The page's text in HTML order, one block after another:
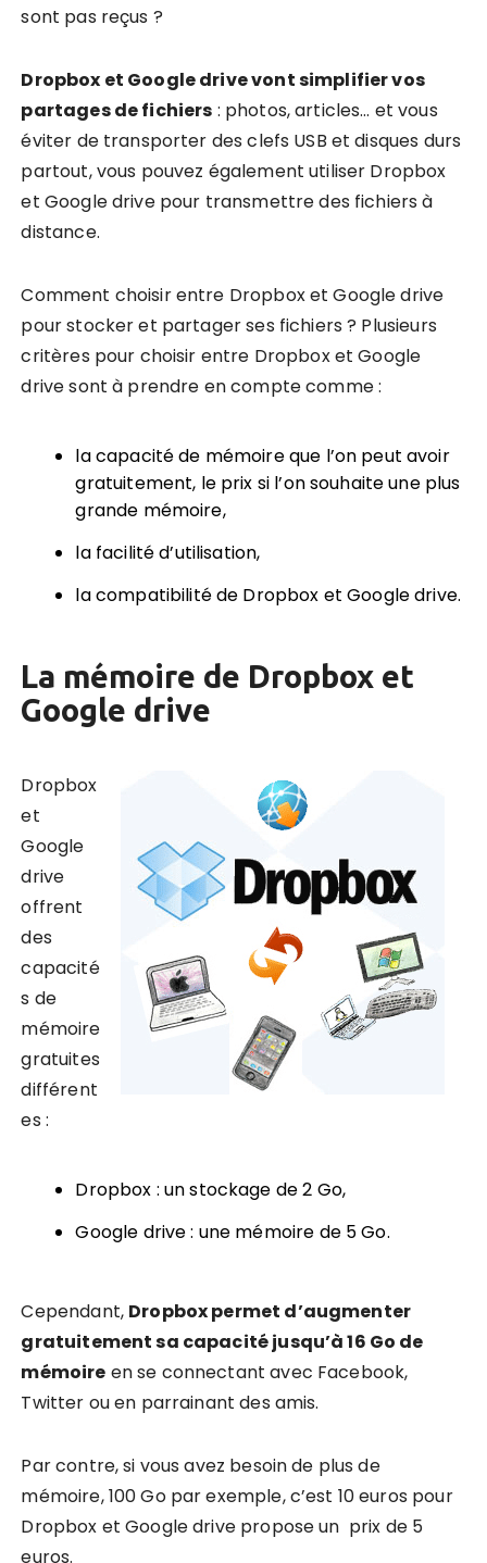
sont pas reçus ?
Dropbox et Google drive vont simplifier vos
partages de fichiers : photos, articles… et vous
éviter de transporter des clefs USB et disques durs
partout, vous pouvez également utiliser Dropbox
et Google drive pour transmettre des fichiers à
distance.
Comment choisir entre Dropbox et Google drive
pour stocker et partager ses fichiers ? Plusieurs
critères pour choisir entre Dropbox et Google
drive sont à prendre en compte comme :
la capacité de mémoire que l’on peut avoir
gratuitement, le prix si l’on souhaite une plus
grande mémoire,
la facilité d’utilisation,
la compatibilité de Dropbox et Google drive.
La mémoire de Dropbox et
Google drive
Dropbox
et
Google
drive
offrent
des
capacité
s de
mémoire
gratuites
différent
es :
Dropbox : un stockage de 2 Go,
Google drive : une mémoire de 5 Go.
Cependant, Dropbox permet d’augmenter
gratuitement sa capacité jusqu’à 16 Go de
mémoire en se connectant avec Facebook,
Twitter ou en parrainant des amis.
Par contre, si vous avez besoin de plus de
mémoire, 100 Go par exemple, c’est 10 euros pour
Dropbox et Google drive propose un prix de 5
euros.